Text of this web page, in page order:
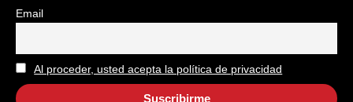
Email
Al proceder, usted acepta la política de privacidad